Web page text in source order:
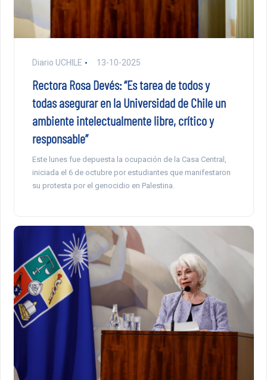
Diario UCHILE 13-10-2025
Rectora Rosa Devés: “Es tarea de todos y
todas asegurar en la Universidad de Chile un
ambiente intelectualmente libre, crítico y
responsable”
Este lunes fue depuesta la ocupación de la Casa Central,
iniciada el 6 de octubre por estudiantes que manifestaron
su protesta por el genocidio en Palestina.